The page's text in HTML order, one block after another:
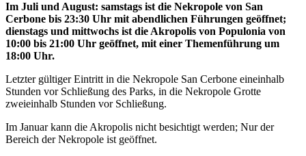
Im Juli und August: samstags ist die Nekropole von San
Cerbone bis 23:30 Uhr mit abendlichen Führungen geöffnet;
dienstags und mittwochs ist die Akropolis von Populonia von
10:00 bis 21:00 Uhr geöffnet, mit einer Themenführung um
18:00 Uhr.
Letzter gültiger Eintritt in die Nekropole San Cerbone eineinhalb
Stunden vor Schließung des Parks, in die Nekropole Grotte
zweieinhalb Stunden vor Schließung.
Im Januar kann die Akropolis nicht besichtigt werden; Nur der
Bereich der Nekropole ist geöffnet.